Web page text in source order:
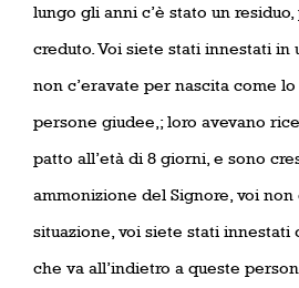
lungo gli anni c’è stato un
creduto. Voi siete stati innestati in
non c’eravate per nascita come
persone giudee,; loro avevano
patto all’età di 8 giorni, e sono
ammonizione del Signore, voi
situazione, voi siete stati innestati
che va all’indietro a queste